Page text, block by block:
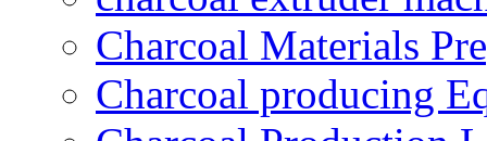
Charcoal Materials
Charcoal producing